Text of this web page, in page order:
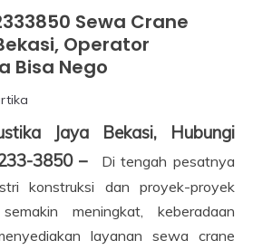
Sewa Crane
Operator
Bisa Nego
Jaya Bekasi, Hubungi
3850 –
Di tengah pesatnya
konstruksi dan proyek-proyek
meningkat, keberadaan
layanan sewa crane